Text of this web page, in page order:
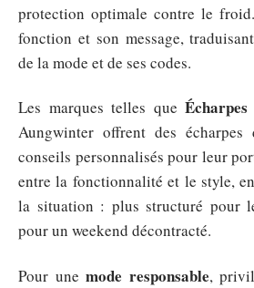
protection optimale contre le
fonction et son message,
de la mode et de ses codes.
Les marques telles que
Aungwinter offrent des
conseils personnalisés pour leur
entre la fonctionnalité et le style,
la situation : plus structuré pour
pour un weekend décontracté.
Pour une mode responsable,